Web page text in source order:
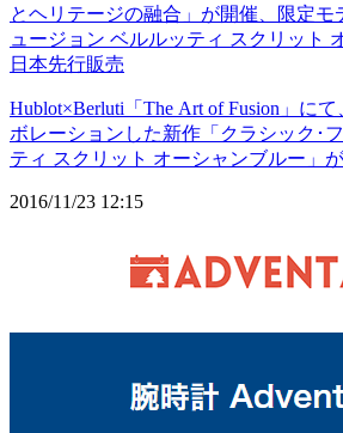
とヘリテージの融合」が開催、限定モ
ュージョン ベルルッティ スクリット
日本先行販売
Hublot×Berluti「The Art of Fusion」に
ボレーションした新作「クラシック･
ティ スクリット オーシャンブルー」
2016/11/23 12:15